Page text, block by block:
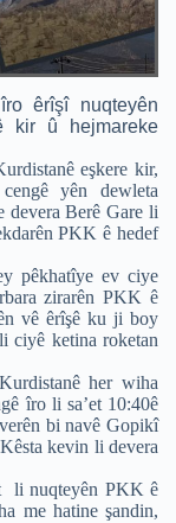
êrîşî nuqteyên
kir û hejmareke
eşkere kir,
yên dewleta
devera Berê Gare li
PKK ê hedef
pêkhatîye ev ciye
zirarên PKK ê
vê êrîşê ku ji boy
ciyê ketina roketan
her wiha
îro li sa’et 10:40ê
bi navê Gopikî
kevin li devera
li nuqteyên PKK ê
me hatine şandin,